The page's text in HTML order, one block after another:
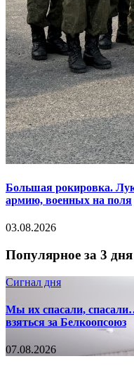
Большая рокировка.
армию, военных на поля
03.08.2026
Популярное за 3 дня
Сигнал дня
Мы их спасали,
взяться за Белкоопсоюз
07.08.2026